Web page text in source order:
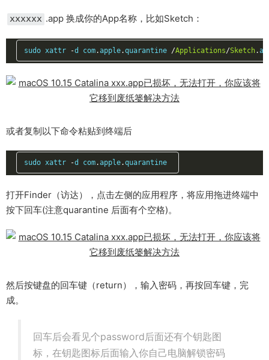
xxxxxx .app 换成你的App名称，比如Sketch：
sudo xattr -d com.apple.quarantine /Applications/Sketch.
或者复制以下命令粘贴到终端后
sudo xattr -d com.apple.quarantine
打开Finder（访达），点击左侧的应用程序，将应用拖进终端中
按下回车(注意quarantine 后面有个空格)。
然后按键盘的回车键（return），输入密码，再按回车键，完
成。
回车后会看见个password后面还有个钥匙图
标，在钥匙图标后面输入你自己电脑解锁密码